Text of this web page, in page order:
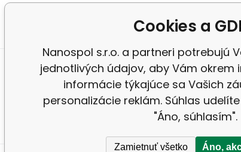
Cookies a
Nanospol s.r.o. a partneri potrebujú
jednotlivých údajov, aby Vám okrem
informácie týkajúce sa Vašich
personalizácie reklám. Súhlas
"Áno, súhlasím".
Zamietnuť všetko Áno,